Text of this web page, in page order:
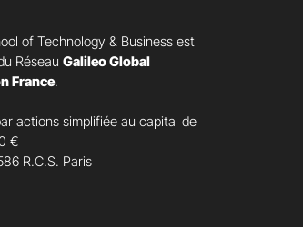
of Technology & Business est
Réseau Galileo Global
France.
actions simplifiée au capital de
€
R.C.S. Paris